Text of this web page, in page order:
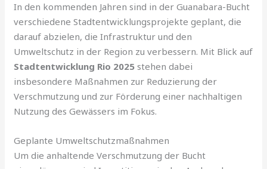
In den kommenden Jahren sind in der Guanabara-Bucht
verschiedene Stadtentwicklungsprojekte geplant, die
darauf abzielen, die Infrastruktur und den
Umweltschutz in der Region zu verbessern. Mit Blick auf
Stadtentwicklung Rio 2025 stehen dabei
insbesondere Maßnahmen zur Reduzierung der
Verschmutzung und zur Förderung einer nachhaltigen
Nutzung des Gewässers im Fokus.
Geplante Umweltschutzmaßnahmen
Um die anhaltende Verschmutzung der Bucht